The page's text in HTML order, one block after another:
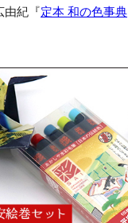
由紀『定本 和の色事典